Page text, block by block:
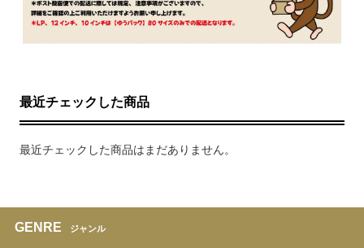
最近チェックした商品
最近チェックした商品はまだありません。
GENRE ジャンル